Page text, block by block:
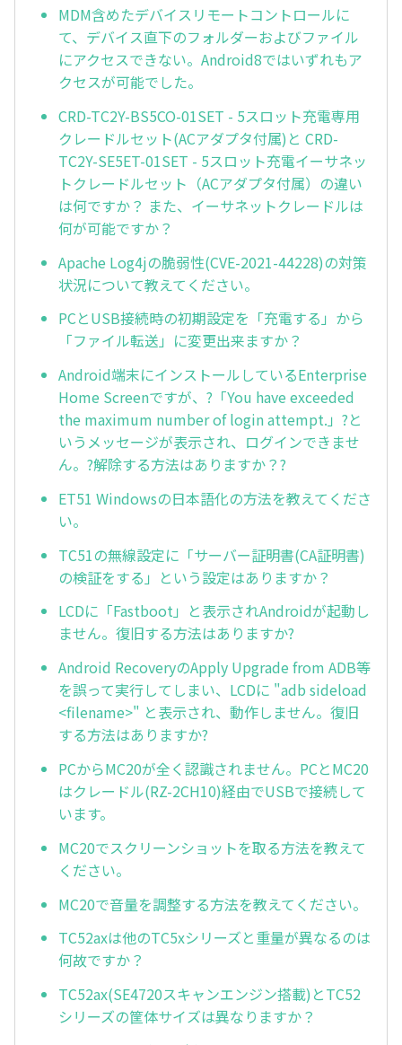
MDM含めたデバイスリモートコントロールに
て、デバイス直下のフォルダーおよびファイル
にアクセスできない。Android8ではいずれもア
クセスが可能でした。
CRD-TC2Y-BS5CO-01SET - 5スロット充電専用
クレードルセット(ACアダプタ付属)と CRD-
TC2Y-SE5ET-01SET - 5スロット充電イーサネッ
トクレードルセット（ACアダプタ付属）の違い
は何ですか？ また、イーサネットクレードルは
何が可能ですか？
Apache Log4jの脆弱性(CVE-2021-44228)の対策
状況について教えてください。
PCとUSB接続時の初期設定を「充電する」から
「ファイル転送」に変更出来ますか？
Android端末にインストールしているEnterprise
Home Screenですが、?「You have exceeded
the maximum number of login attempt.」?と
いうメッセージが表示され、ログインできませ
ん。?解除する方法はありますか？?
ET51 Windowsの日本語化の方法を教えてくださ
い。
TC51の無線設定に「サーバー証明書(CA証明書)
の検証をする」という設定はありますか？
LCDに「Fastboot」と表示されAndroidが起動し
ません。復旧する方法はありますか?
Android RecoveryのApply Upgrade from ADB等
を誤って実行してしまい、LCDに "adb sideload
<filename>" と表示され、動作しません。復旧
する方法はありますか?
PCからMC20が全く認識されません。PCとMC20
はクレードル(RZ-2CH10)経由でUSBで接続して
います。
MC20でスクリーンショットを取る方法を教えて
ください。
MC20で音量を調整する方法を教えてください。
TC52axは他のTC5xシリーズと重量が異なるのは
何故ですか？
TC52ax(SE4720スキャンエンジン搭載)とTC52
シリーズの筐体サイズは異なりますか？